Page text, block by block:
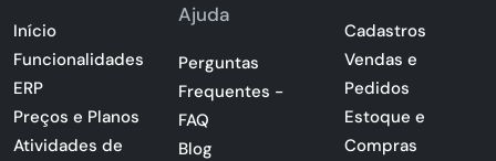
Início
Funcionalidades
ERP
Preços e Planos
Atividades de
Ajuda
Perguntas
Frequentes -
FAQ
Blog
Cadastros
Vendas e
Pedidos
Estoque e
Compras